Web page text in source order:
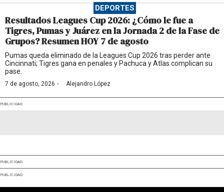
DEPORTES
Resultados Leagues Cup 2026: ¿Cómo le fue a
Tigres, Pumas y Juárez en la Jornada 2 de la Fase de
Grupos? Resumen HOY 7 de agosto
Pumas queda eliminado de la Leagues Cup 2026 tras perder ante
Cincinnati; Tigres gana en penales y Pachuca y Atlas complican su
pase.
7 de agosto, 2026 · Alejandro López
PUBLICIDAD
PUBLICIDAD
PUBLICIDAD